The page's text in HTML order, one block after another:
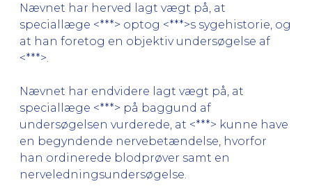
Nævnet har herved lagt vægt på, at
speciallæge <***> optog <***>s sygehistorie, og
at han foretog en objektiv undersøgelse af
<***>.
Nævnet har endvidere lagt vægt på, at
speciallæge <***> på baggund af
undersøgelsen vurderede, at <***> kunne have
en begyndende nervebetændelse, hvorfor
han ordinerede blodprøver samt en
nerveledningsundersøgelse.